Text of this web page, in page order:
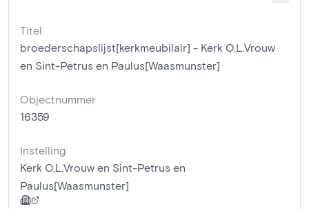
Titel
broederschapslijst[kerkmeubilair] - Kerk O.L.Vrouw
en Sint-Petrus en Paulus[Waasmunster]
Objectnummer
16359
Instelling
Kerk O.L.Vrouw en Sint-Petrus en
Paulus[Waasmunster]